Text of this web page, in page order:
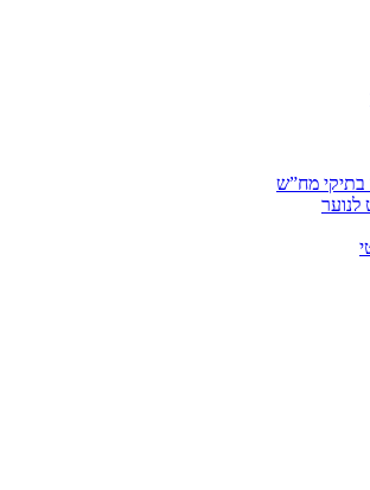
בתיקי מח”ש
לנוער